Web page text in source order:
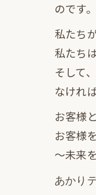
のです。
私たち
私たち
そして
なけれ
お客様
お客様
〜未来
あかり